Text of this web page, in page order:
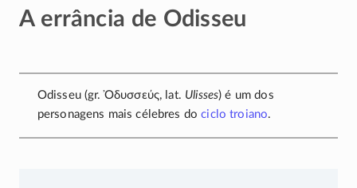
A errância de Odisseu
Odisseu (gr.Ὀδυσσεύς, lat. Ulisses) é um dos
personagens mais célebres dociclo troiano.